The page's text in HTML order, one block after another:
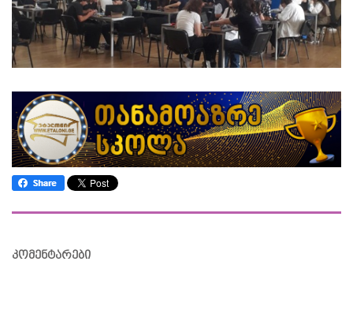
კომენტარები